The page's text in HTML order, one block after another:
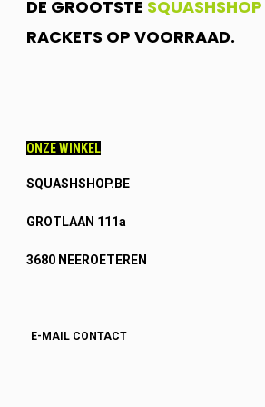
DE GROOTSTE SQUASHSHOP
RACKETS OP VOORRAAD.
ONZE WINKEL
SQUASHSHOP.BE
GROTLAAN 111a
3680 NEEROETEREN
E-MAIL CONTACT